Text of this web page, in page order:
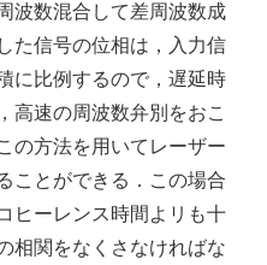
波数混合して差周波数成
た信号の位相は，入力信
に比例するので，遅延時
高速の周波数弁別をおこ
の方法を用いてレーザー
ことができる．この場合
ヒーレンス時間よリも十
相関をなくさなければな